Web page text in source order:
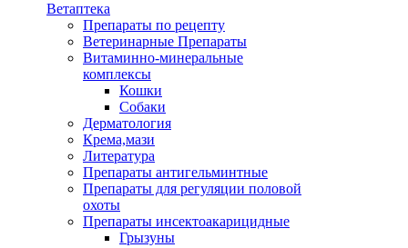
Ветаптека
Препараты по рецепту
Ветеринарные Препараты
Витаминно-минеральные
комплексы
Кошки
Собаки
Дерматология
Крема,мази
Литература
Препараты антигельминтные
Препараты для регуляции половой
охоты
Препараты инсектоакарицидные
Грызуны